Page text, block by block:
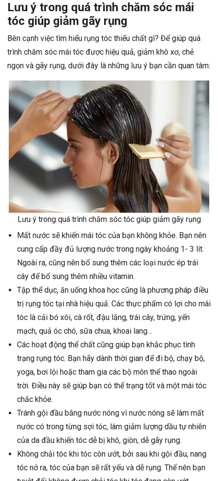
Lưu ý trong quá trình chăm sóc mái
tóc giúp giảm gãy rụng
Bên cạnh việc tìm hiểu rụng tóc thiếu chất gì? Để giúp quá
trình chăm sóc mái tóc được hiệu quả, giảm khô xơ, chẻ
ngọn và gãy rụng, dưới đây là những lưu ý bạn cần quan tâm:
Lưu ý trong quá trình chăm sóc tóc giúp giảm gãy rụng
Mất nước sẽ khiến mái tóc của bạn không khỏe. Bạn nên
cung cấp đầy đủ lượng nước trong ngày khoảng 1- 3 lít.
Ngoài ra, cũng nên bổ sung thêm các loại nước ép trái
cây để bổ sung thêm nhiều vitamin.
Tập thể dục, ăn uống khoa học cũng là phương pháp điều
trị rụng tóc tại nhà hiệu quả. Các thực phẩm có lợi cho mái
tóc là cải bó xôi, cà rốt, đậu lăng, trái cây, trứng, yến
mạch, quả óc chó, sữa chua, khoai lang…
Các hoạt động thể chất cũng giúp bạn khắc phục tình
trạng rụng tóc. Bạn hãy dành thời gian để đi bộ, chạy bộ,
yoga, bơi lội hoặc tham gia các bộ môn thể thao ngoài
trời. Điều này sẽ giúp bạn có thể trạng tốt và một mái tóc
chắc khỏe.
Tránh gội đầu bằng nước nóng vì nước nóng sẽ làm mất
nước có trong từng sợi tóc, làm giảm lượng dầu tự nhiên
của da đầu khiến tóc dễ bị khô, giòn, dễ gãy rụng.
Không chải tóc khi tóc còn ướt, bởi sau khi gội đầu, nang
tóc nở ra, tóc của bạn sẽ rất yếu và dễ rụng. Thế nên bạn